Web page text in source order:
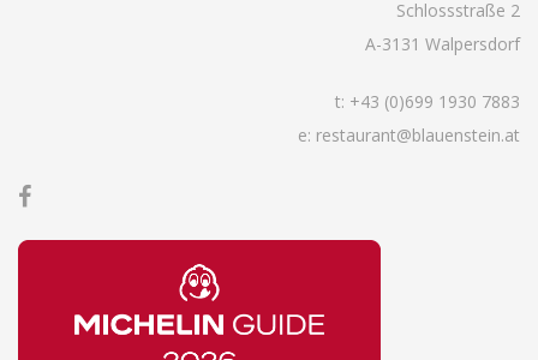
Schlossstraße 2
A-3131 Walpersdorf
t: +43 (0)699 1930 7883
e: restaurant@blauenstein.at